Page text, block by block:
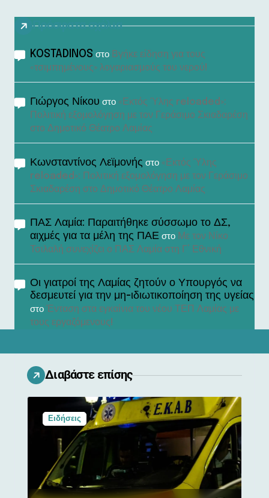
Πρόσφατα σχόλια
KOSTADINOS στο Βγήκε είδηση για τους
«τσιμπημένους» λογαριασμούς του νερού!
Γιώργος Νίκου στο «Εκτός Ύλης reloaded»:
Πολιτική εξομολόγηση με τον Γεράσιμο Σκιαδαρέση
στο Δημοτικό Θέατρο Λαμίας
Κωνσταντίνος Λεϊμονής στο «Εκτός Ύλης
reloaded»: Πολιτική εξομολόγηση με τον Γεράσιμο
Σκιαδαρέση στο Δημοτικό Θέατρο Λαμίας
ΠΑΣ Λαμία: Παραιτήθηκε σύσσωμο το ΔΣ,
αιχμές για τα μέλη της ΠΑΕ στο Με τον Νίκο
Τσιλαλή συνεχίζει ο ΠΑΣ Λαμία στη Γ’ Εθνική
Οι γιατροί της Λαμίας ζητούν ο Υπουργός να
δεσμευτεί για την μη-ιδιωτικοποίηση της υγείας
στο Ένταση στα εγκαίνια του νέου ΤΕΠ Λαμίας με
τους εργαζόμενους!
Διαβάστε επίσης
Ειδήσεις